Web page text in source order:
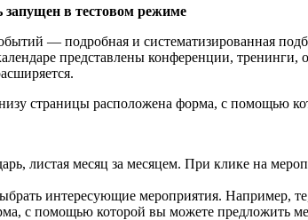
запущен в тестовом режиме
— подробная и систематизированная
представлены конференции,
страницы расположена форма, с помощью
листая месяц за месяцем. При клике на
интересующие мероприятия. Например,
с помощью которой вы можете предложить